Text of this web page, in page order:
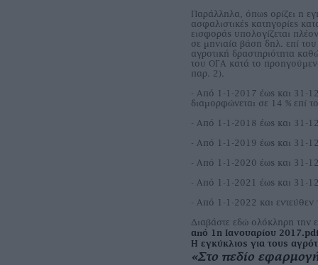
Παράλληλα, όπως ορίζει η
ασφαλιστικές κατηγορίες
εισφοράς υπολογίζεται
σε μηνιαία βάση δηλ. επί
αγροτική δραστηριότητα
του ΟΓΑ κατά το
παρ. 2).
- Από 1-1-2017 έως και 31-
διαμορφώνεται σε 14 % επί
- Από 1-1-2018 έως και 31-
- Από 1-1-2019 έως και 31-
- Από 1-1-2020 έως και 31-
- Από 1-1-2021 έως και 31-
- Από 1-1-2022 και εντεύθεν
Διαβάστε εδώ ολόκληρη την
από 1η Ιανουαρίου
H εγκύκλιος για τους
«Στο πεδίο